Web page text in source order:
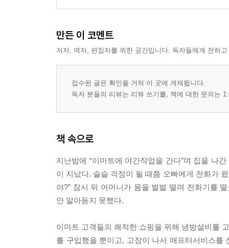
만든 이 코멘트
저자, 역자, 편집자를 위한 공간입니다. 독자들에게 전하
접수된 글은 확인을 거쳐 이 곳에 게재됩니다.
독자 분들의 리뷰는 리뷰 쓰기를, 책에 대한 문의는
책 속으로
지난밤에 “이마트에 야간작업을 간다”며 집을 나
이 지났다. 슬슬 걱정이 될 때쯤 오빠에게 전화가
야?” 잠시 뒤 어머니가 몸을 벌벌 떨며 전화기를
안 알아듣지 못했다.
이마트 고객들의 쾌적한 쇼핑을 위해 냉방설비를
를 구입했을 뿐이고, 고장이 나서 애프터서비스를